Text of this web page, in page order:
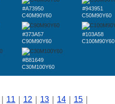
#A73950
C40M90Y60
#943951
C50M90Y60
#373A57
C90M90Y60
#103A58
C100M90Y60
#B81649
C30M100Y60
11 12 13 14 15